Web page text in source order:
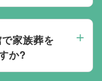
式場が適している
す。当社の相談員
すので、ご不安な
家族葬を
か?